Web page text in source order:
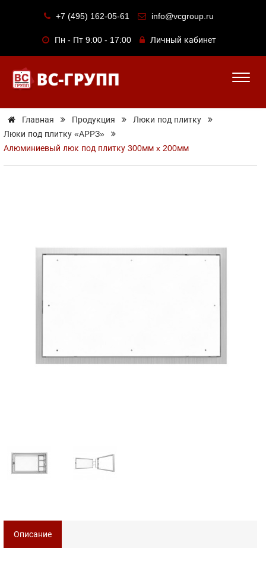
+7 (495) 162-05-61 info@vcgroup.ru
Пн - Пт 9:00 - 17:00 Личный кабинет
Главная Продукция
Люки под плитку
Люки под плитку «АРРЗ»
Алюминиевый люк под плитку 300мм x 200мм
Описание